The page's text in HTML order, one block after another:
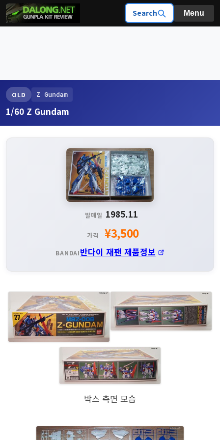
Search Menu
OLD Z Gundam
1/60 Z Gundam
발매일 1985.11
가격 ¥3,500
BANDAI반다이 재팬 제품정보
박스 측면 모습